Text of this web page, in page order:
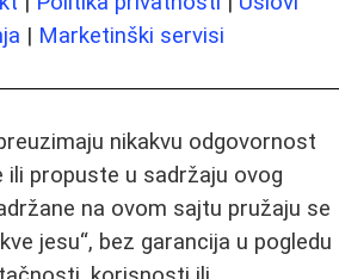
| Marketinški servisi
nikakvu odgovornost
ili propuste u sadržaju ovog
na ovom sajtu pružaju se
jesu“, bez garancija u pogledu